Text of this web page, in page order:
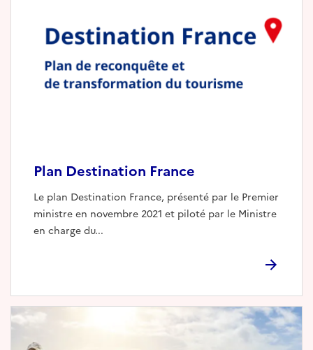
Plan Destination France
Le plan Destination France, présenté par le Premier
ministre en novembre 2021 et piloté par le Ministre
en charge du...